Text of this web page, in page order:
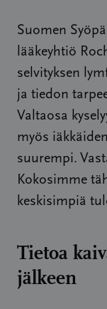
Suomen
lääkeyhtiö
selvityksen
ja tiedon
Valtaosa
myös
suurempi.
Kokosimme
keskisimpiä
Tietoa
jälkeen